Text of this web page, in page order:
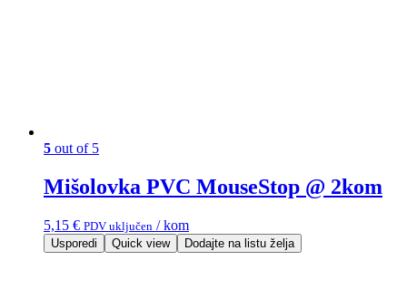
5 out of 5
Mišolovka PVC MouseStop @ 2kom
5,15 € PDV uključen / kom
Usporedi Quick view Dodajte na listu želja